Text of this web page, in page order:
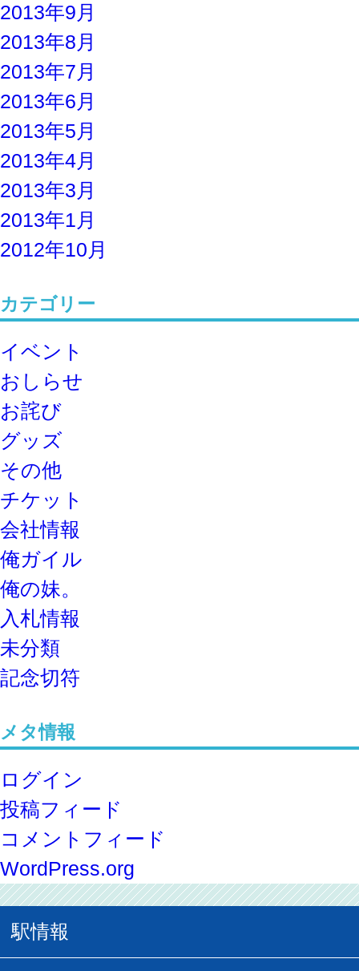
2013年9月
2013年8月
2013年7月
2013年6月
2013年5月
2013年4月
2013年3月
2013年1月
2012年10月
カテゴリー
イベント
おしらせ
お詫び
グッズ
その他
チケット
会社情報
俺ガイル
俺の妹。
入札情報
未分類
記念切符
メタ情報
ログイン
投稿フィード
コメントフィード
WordPress.org
駅情報